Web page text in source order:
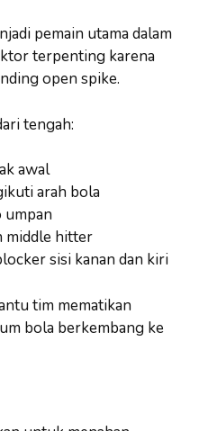
pemain utama dalam
terpenting karena
open spike.
tengah:
awal
arah bola
umpan
middle hitter
sisi kanan dan kiri
tim mematikan
bola berkembang ke